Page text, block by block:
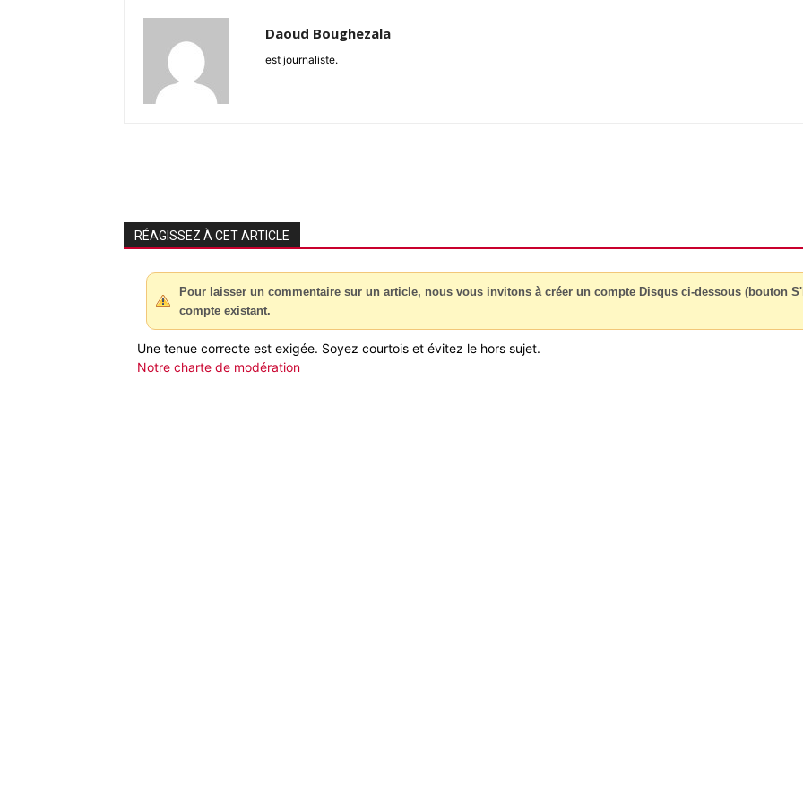
Daoud Boughezala
est journaliste.
RÉAGISSEZ À CET ARTICLE
Pour laisser un commentaire sur un article, nous vous invitons à créer un compte Disqus ci-dessous (bouton
compte existant.
Une tenue correcte est exigée. Soyez courtois et évitez le hors sujet.
Notre charte de modération